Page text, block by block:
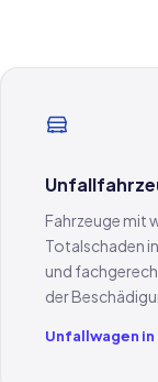
Fahrzeuge mit
Totalschaden
und
der
Unfallwagen